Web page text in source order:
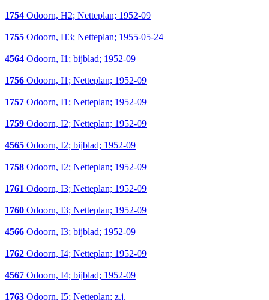
1754 Odoorn, H2; Netteplan; 1952-09
1755 Odoorn, H3; Netteplan; 1955-05-24
4564 Odoorn, I1; bijblad; 1952-09
1756 Odoorn, I1; Netteplan; 1952-09
1757 Odoorn, I1; Netteplan; 1952-09
1759 Odoorn, I2; Netteplan; 1952-09
4565 Odoorn, I2; bijblad; 1952-09
1758 Odoorn, I2; Netteplan; 1952-09
1761 Odoorn, I3; Netteplan; 1952-09
1760 Odoorn, I3; Netteplan; 1952-09
4566 Odoorn, I3; bijblad; 1952-09
1762 Odoorn, I4; Netteplan; 1952-09
4567 Odoorn, I4; bijblad; 1952-09
1763 Odoorn, I5; Netteplan; z.j.